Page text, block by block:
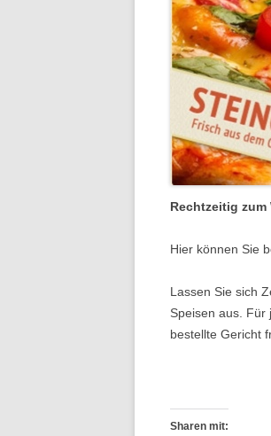
Rechtzeitig zum
Hier können Sie
Lassen Sie sich
Speisen aus. Für
bestellte Gericht
Sharen mit: